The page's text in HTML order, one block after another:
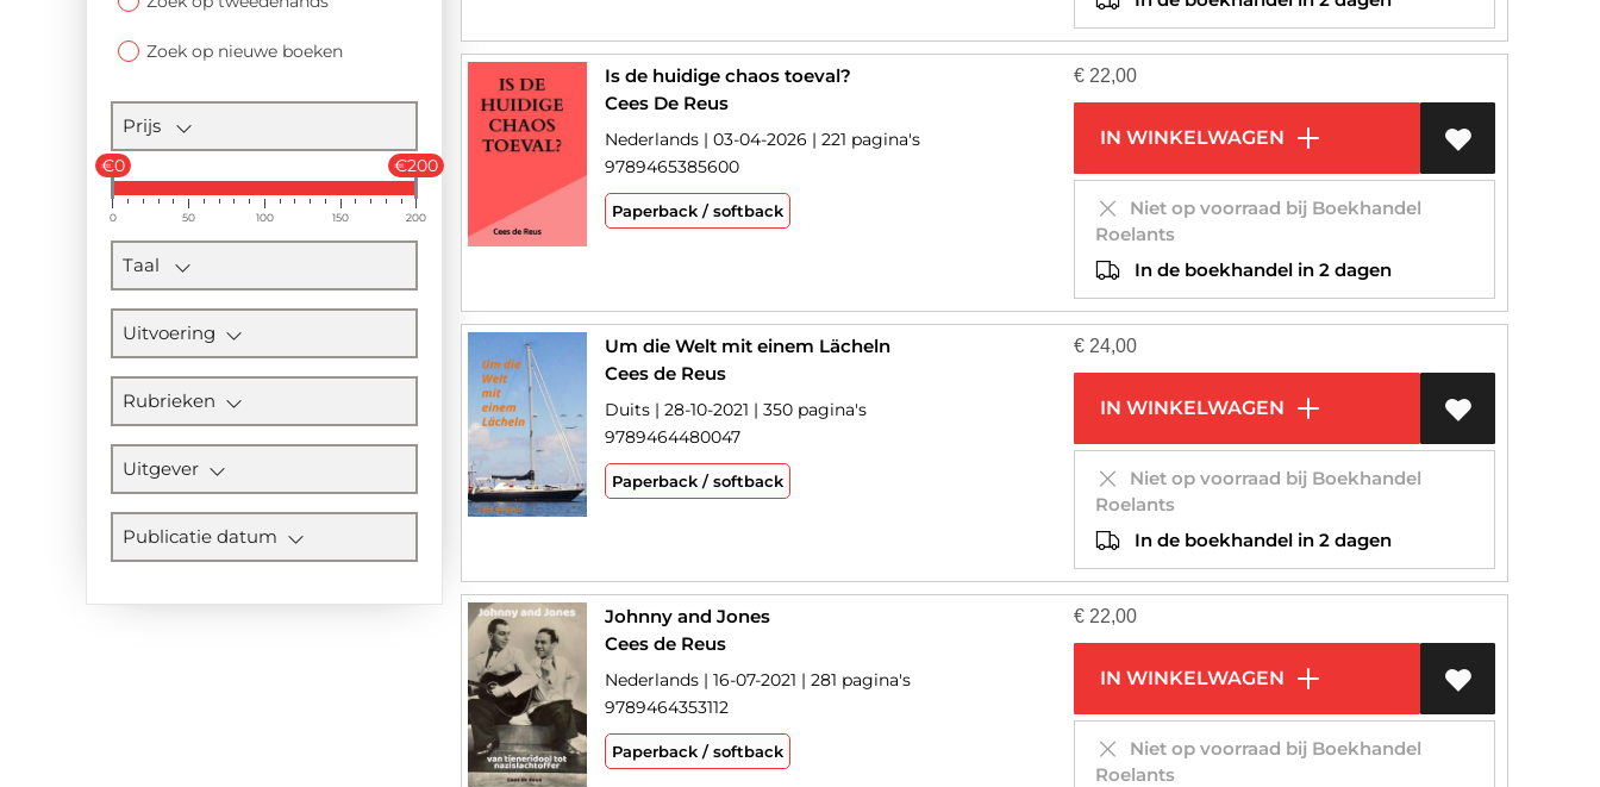
Zoek op nieuwe boeken
Prijs
€0 €200
0 50 100 150 200
Taal
Uitvoering
Rubrieken
Uitgever
Publicatie datum
Is de huidige chaos toeval?
Cees De Reus
Nederlands | 03-04-2026 | 221 pagina's
9789465385600
Paperback / softback
€ 22,00
IN WINKELWAGEN
Niet op voorraad bij Boekhandel
Roelants
In de boekhandel in 2 dagen
Um die Welt mit einem Lächeln
Cees de Reus
Duits | 28-10-2021 | 350 pagina's
9789464480047
Paperback / softback
€ 24,00
IN WINKELWAGEN
Niet op voorraad bij Boekhandel
Roelants
In de boekhandel in 2 dagen
Johnny and Jones
Cees de Reus
Nederlands | 16-07-2021 | 281 pagina's
9789464353112
Paperback / softback
€ 22,00
IN WINKELWAGEN
Niet op voorraad bij Boekhandel
Roelants